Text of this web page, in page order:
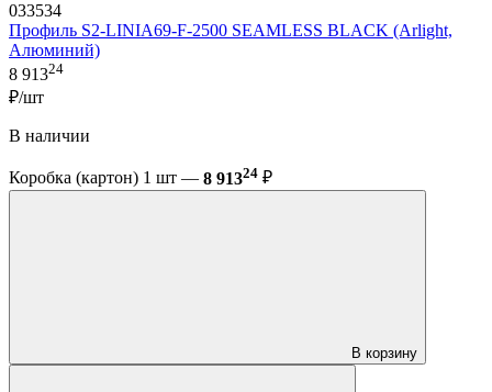
033534
Профиль S2-LINIA69-F-2500 SEAMLESS BLACK (Arlight,
Алюминий)
8 91324
₽/шт
В наличии
Коробка (картон) 1 шт — 8 91324 ₽
В корзину